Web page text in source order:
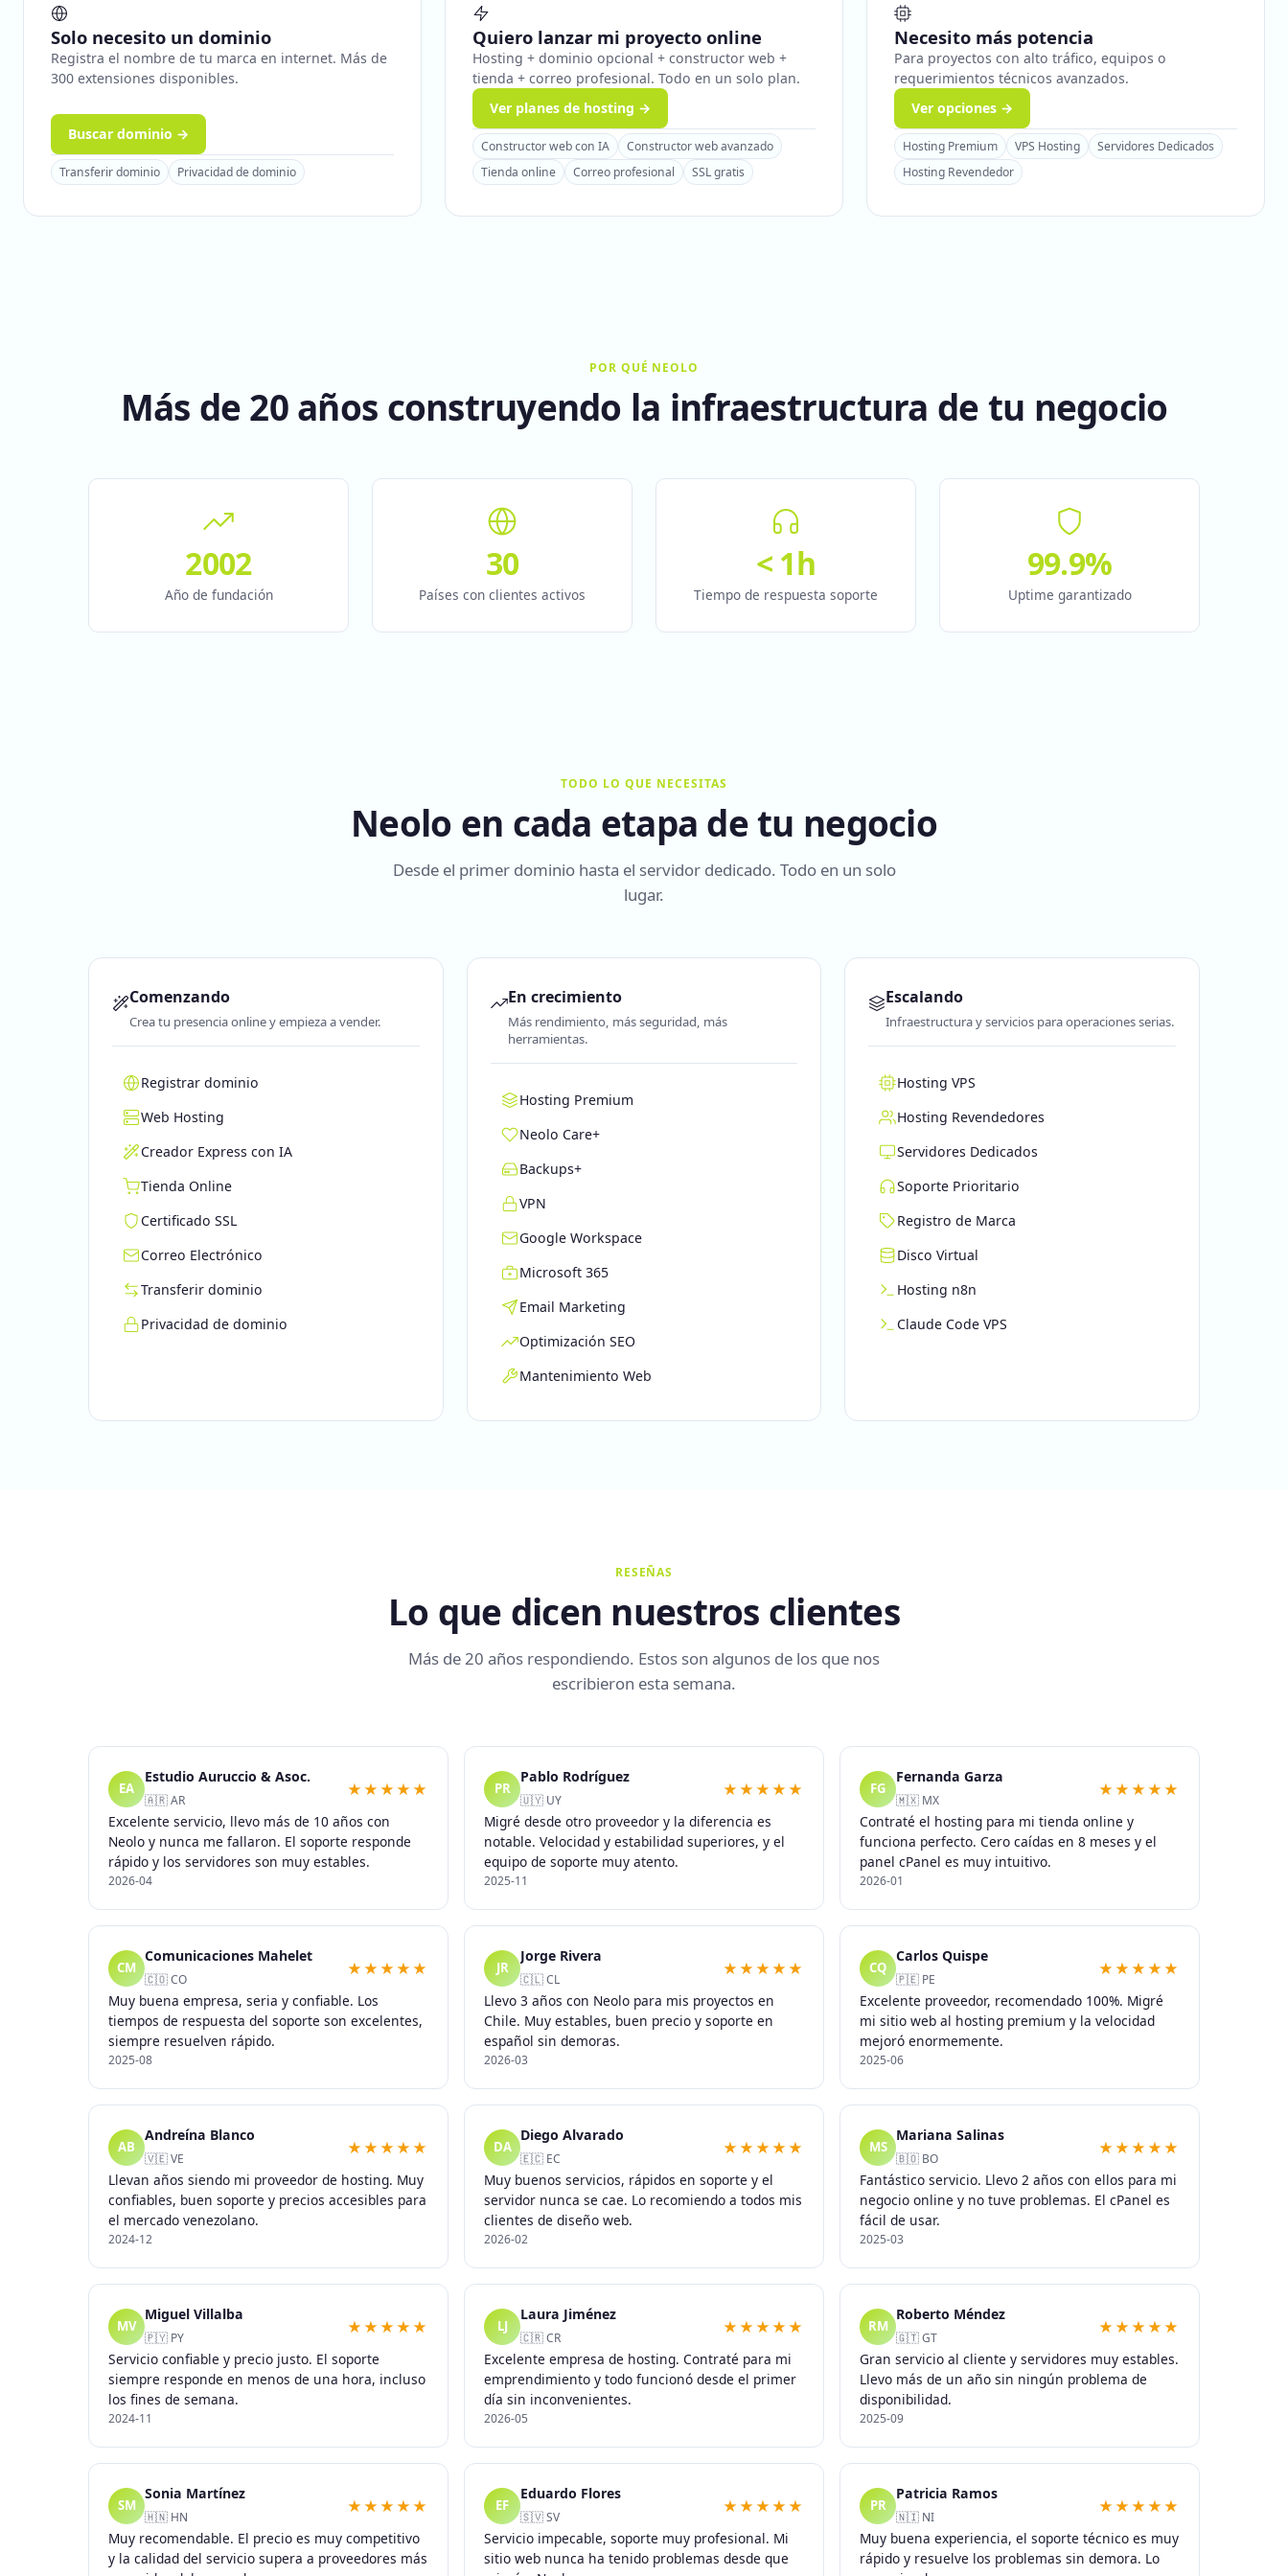
Solo necesito un dominio
Registra el nombre de tu marca en internet. Más de
300 extensiones disponibles.
Buscar dominio →
Transferir dominio Privacidad de dominio
Quiero lanzar mi proyecto online
Hosting + dominio opcional + constructor web +
tienda + correo profesional. Todo en un solo plan.
Ver planes de hosting →
Constructor web con IA
Constructor web avanzado
Tienda online
Correo profesional SSL gratis
Necesito más potencia
Para proyectos con alto tráfico, equipos o
requerimientos técnicos avanzados.
Ver opciones →
Hosting Premium VPS Hosting
Servidores Dedicados
Hosting Revendedor
POR QUÉ NEOLO
Más de 20 años construyendo la infraestructura de tu negocio
2002
Año de fundación
30
Países con clientes activos
< 1h
Tiempo de respuesta soporte
99.9%
Uptime garantizado
TODO LO QUE NECESITAS
Neolo en cada etapa de tu negocio
Desde el primer dominio hasta el servidor dedicado. Todo en un solo
lugar.
Comenzando
Crea tu presencia online y empieza a vender.
Registrar dominio
Web Hosting
Creador Express con IA
Tienda Online
Certificado SSL
Correo Electrónico
Transferir dominio
Privacidad de dominio
En crecimiento
Más rendimiento, más seguridad, más
herramientas.
Hosting Premium
Neolo Care+
Backups+
VPN
Google Workspace
Microsoft 365
Email Marketing
Optimización SEO
Mantenimiento Web
Escalando
Infraestructura y servicios para operaciones serias.
Hosting VPS
Hosting Revendedores
Servidores Dedicados
Soporte Prioritario
Registro de Marca
Disco Virtual
Hosting n8n
Claude Code VPS
RESEÑAS
Lo que dicen nuestros clientes
Más de 20 años respondiendo. Estos son algunos de los que nos
escribieron esta semana.
EA
Estudio Auruccio & Asoc.
🇦🇷 AR
★★★★★
Excelente servicio, llevo más de 10 años con
Neolo y nunca me fallaron. El soporte responde
rápido y los servidores son muy estables.
2026-04
PR
Pablo Rodríguez
🇺🇾 UY
★★★★★
Migré desde otro proveedor y la diferencia es
notable. Velocidad y estabilidad superiores, y el
equipo de soporte muy atento.
2025-11
FG
Fernanda Garza
🇲🇽 MX
★★★★★
Contraté el hosting para mi tienda online y
funciona perfecto. Cero caídas en 8 meses y el
panel cPanel es muy intuitivo.
2026-01
CM
Comunicaciones Mahelet
🇨🇴 CO
★★★★★
Muy buena empresa, seria y confiable. Los
tiempos de respuesta del soporte son excelentes,
siempre resuelven rápido.
2025-08
JR
Jorge Rivera
🇨🇱 CL
★★★★★
Llevo 3 años con Neolo para mis proyectos en
Chile. Muy estables, buen precio y soporte en
español sin demoras.
2026-03
CQ
Carlos Quispe
🇵🇪 PE
★★★★★
Excelente proveedor, recomendado 100%. Migré
mi sitio web al hosting premium y la velocidad
mejoró enormemente.
2025-06
AB
Andreína Blanco
🇻🇪 VE
★★★★★
Llevan años siendo mi proveedor de hosting. Muy
confiables, buen soporte y precios accesibles para
el mercado venezolano.
2024-12
DA
Diego Alvarado
🇪🇨 EC
★★★★★
Muy buenos servicios, rápidos en soporte y el
servidor nunca se cae. Lo recomiendo a todos mis
clientes de diseño web.
2026-02
MS
Mariana Salinas
🇧🇴 BO
★★★★★
Fantástico servicio. Llevo 2 años con ellos para mi
negocio online y no tuve problemas. El cPanel es
fácil de usar.
2025-03
MV
Miguel Villalba
🇵🇾 PY
★★★★★
Servicio confiable y precio justo. El soporte
siempre responde en menos de una hora, incluso
los fines de semana.
2024-11
LJ
Laura Jiménez
🇨🇷 CR
★★★★★
Excelente empresa de hosting. Contraté para mi
emprendimiento y todo funcionó desde el primer
día sin inconvenientes.
2026-05
RM
Roberto Méndez
🇬🇹 GT
★★★★★
Gran servicio al cliente y servidores muy estables.
Llevo más de un año sin ningún problema de
disponibilidad.
2025-09
SM
Sonia Martínez
🇭🇳 HN
★★★★★
Muy recomendable. El precio es muy competitivo
y la calidad del servicio supera a proveedores más
EF
Eduardo Flores
🇸🇻 SV
★★★★★
Servicio impecable, soporte muy profesional. Mi
sitio web nunca ha tenido problemas desde que
PR
Patricia Ramos
🇳🇮 NI
★★★★★
Muy buena experiencia, el soporte técnico es muy
rápido y resuelve los problemas sin demora. Lo